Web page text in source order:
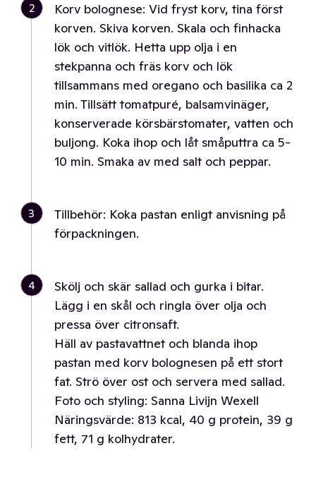
2
Korv bolognese: Vid fryst korv, tina först
korven. Skiva korven. Skala och finhacka
lök och vitlök. Hetta upp olja i en
stekpanna och fräs korv och lök
tillsammans med oregano och basilika ca 2
min. Tillsätt tomatpuré, balsamvinäger,
konserverade körsbärstomater, vatten och
buljong. Koka ihop och låt småputtra ca 5-
10 min. Smaka av med salt och peppar.
3
Tillbehör: Koka pastan enligt anvisning på
förpackningen.
4
Skölj och skär sallad och gurka i bitar.
Lägg i en skål och ringla över olja och
pressa över citronsaft.
Häll av pastavattnet och blanda ihop
pastan med korv bolognesen på ett stort
fat. Strö över ost och servera med sallad.
Foto och styling: Sanna Livijn Wexell
Näringsvärde: 813 kcal, 40 g protein, 39 g
fett, 71 g kolhydrater.